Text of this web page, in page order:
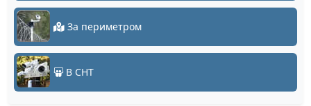
За периметром
В СНТ